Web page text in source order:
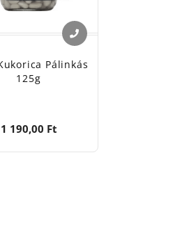
Pálinkás
125g
1 190,00 Ft